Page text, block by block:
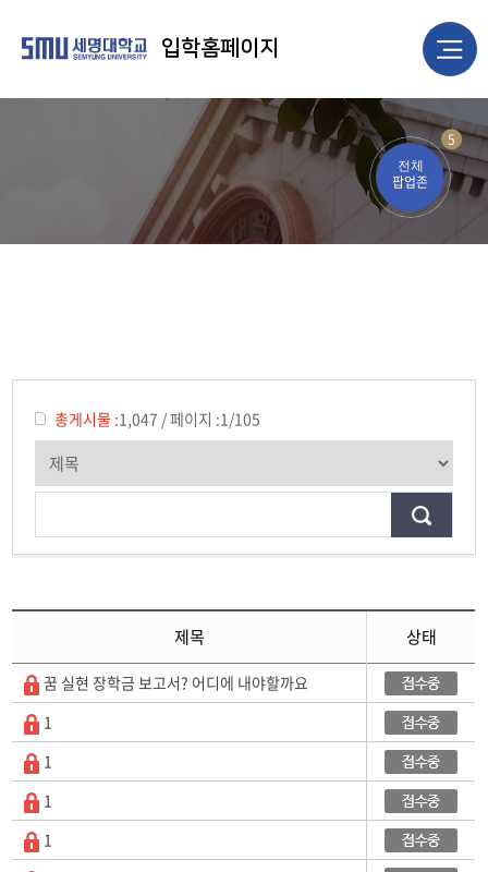
5
전체
팝업존
입학홈페이지
총게시물 :1,047 /페이지 :1/105
제목 상태
꿈 실현 장학금 보고서? 어디에 내야할까요
1
1
1
1